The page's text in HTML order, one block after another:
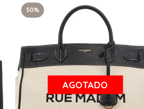
50%
AGOTADO